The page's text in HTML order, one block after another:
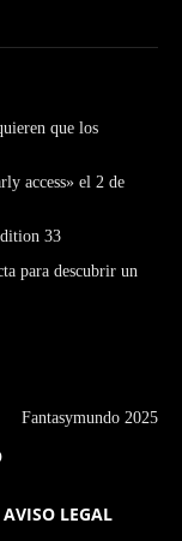
que los
access» el 2 de
33
para descubrir un
Fantasymundo 2025
AVISO LEGAL